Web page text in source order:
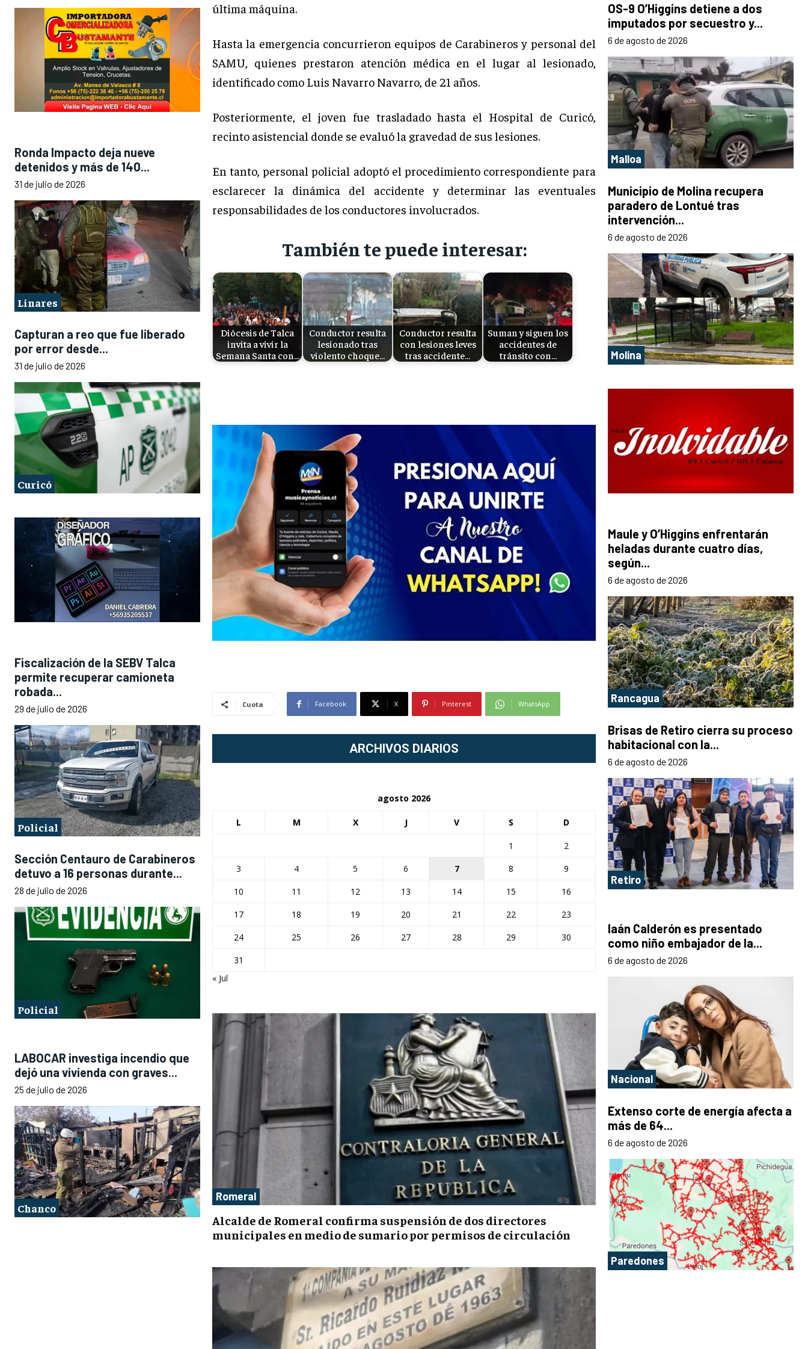
Ronda Impacto deja nueve
detenidos y más de 140...
31 de julio de 2026
Linares
Capturan a reo que fue liberado
por error desde...
31 de julio de 2026
Curicó
Fiscalización de la SEBV Talca
permite recuperar camioneta
robada...
29 de julio de 2026
Policial
Sección Centauro de Carabineros
detuvo a 16 personas durante...
28 de julio de 2026
Policial
LABOCAR investiga incendio que
dejó una vivienda con graves...
25 de julio de 2026
Chanco
última máquina.
Hasta la emergencia concurrieron equipos de Carabineros y personal del
SAMU, quienes prestaron atención médica en el lugar al lesionado,
identificado como Luis Navarro Navarro, de 21 años.
Posteriormente, el joven fue trasladado hasta el Hospital de Curicó,
recinto asistencial donde se evaluó la gravedad de sus lesiones.
En tanto, personal policial adoptó el procedimiento correspondiente para
esclarecer la dinámica del accidente y determinar las eventuales
responsabilidades de los conductores involucrados.
También te puede interesar:
Diócesis de Talca
invita a vivir la
Semana Santa con…
Conductor resulta
lesionado tras
violento choque…
Conductor resulta
con lesiones leves
tras accidente…
Suman y siguen los
accidentes de
tránsito con…
Cuota Facebook X Pinterest WhatsApp
ARCHIVOS DIARIOS
agosto 2026
L M X J V S D
1
2
3
4 5 6 7 8
9
10
11 12 13 14 15
16
17
18 19 20 21 22
23
24
25 26 27 28 29
30
31
« Jul
Romeral
Alcalde de Romeral confirma suspensión de dos directores
municipales en medio de sumario por permisos de circulación
OS-9 O’Higgins detiene a dos
imputados por secuestro y...
6 de agosto de 2026
Malloa
Municipio de Molina recupera
paradero de Lontué tras
intervención...
6 de agosto de 2026
Molina
Maule y O’Higgins enfrentarán
heladas durante cuatro días,
según...
6 de agosto de 2026
Rancagua
Brisas de Retiro cierra su proceso
habitacional con la...
6 de agosto de 2026
Retiro
Iaán Calderón es presentado
como niño embajador de la...
6 de agosto de 2026
Nacional
Extenso corte de energía afecta a
más de 64...
6 de agosto de 2026
Paredones